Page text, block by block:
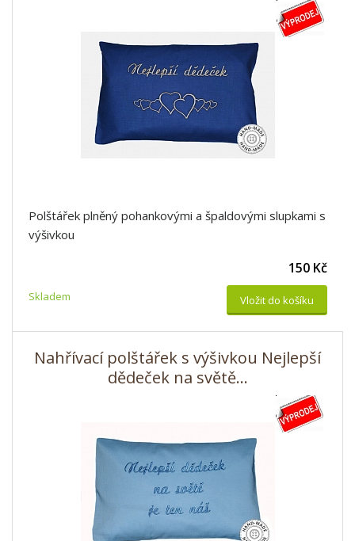
Polštářek plněný pohankovými a špaldovými slupkami s
výšivkou
Skladem
150 Kč
Vložit do košíku
Nahřívací polštářek s výšivkou Nejlepší
dědeček na světě...